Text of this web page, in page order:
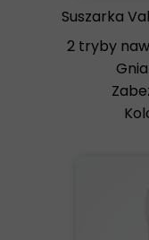
Suszarka
2 tryby